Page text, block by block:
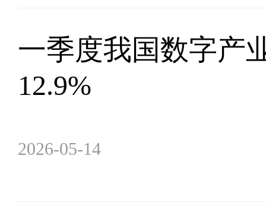
一季度我国数字产
12.9%
2026-05-14